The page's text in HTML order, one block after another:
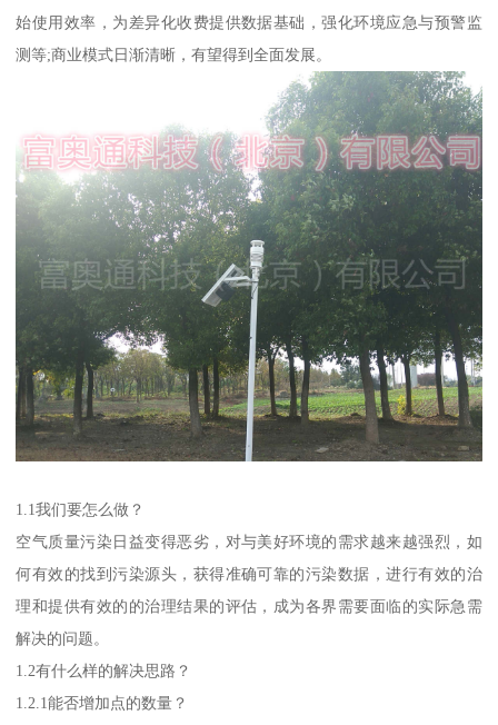
始使用效率，为差异化收费提供数据基础，强化环境应急与预警监
测等;商业模式日渐清晰，有望得到全面发展。
1.1我们要怎么做？
空气质量污染日益变得恶劣，对与美好环境的需求越来越强烈，如
何有效的找到污染源头，获得准确可靠的污染数据，进行有效的治
理和提供有效的的治理结果的评估，成为各界需要面临的实际急需
解决的问题。
1.2有什么样的解决思路？
1.2.1能否增加点的数量？